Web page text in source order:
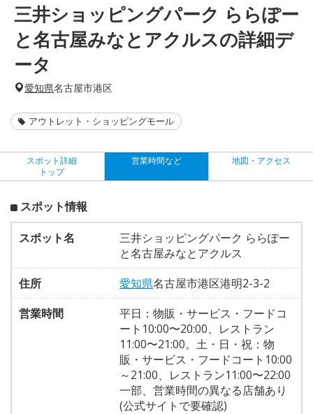
三井ショッピングパーク ららぽー
と名古屋みなとアクルスの詳細デ
ータ
愛知県名古屋市港区
アウトレット・ショッピングモール
スポット詳細
トップ
営業時間など 地図・アクセス
スポット情報
スポット名
三井ショッピングパーク ららぽー
と名古屋みなとアクルス
住所
愛知県名古屋市港区港明2-3-2
営業時間
平日：物販・サービス・フードコ
ート10:00〜20:00、レストラン
11:00〜21:00。土・日・祝：物
販・サービス・フードコート10:00
～21:00、レストラン11:00〜22:00
一部、営業時間の異なる店舗あり
(公式サイトで要確認)